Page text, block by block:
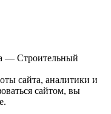
— Строительный
сайта, аналитики и
сайтом, вы